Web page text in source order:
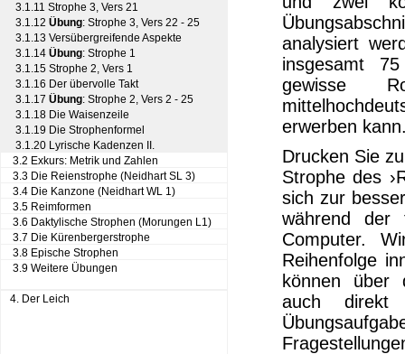
3.1.11 Strophe 3, Vers 21
3.1.12 Übung: Strophe 3, Vers 22 - 25
3.1.13 Versübergreifende Aspekte
3.1.14 Übung: Strophe 1
3.1.15 Strophe 2, Vers 1
3.1.16 Der übervolle Takt
3.1.17 Übung: Strophe 2, Vers 2 - 25
3.1.18 Die Waisenzeile
3.1.19 Die Strophenformel
3.1.20 Lyrische Kadenzen II.
3.2 Exkurs: Metrik und Zahlen
3.3 Die Reienstrophe (Neidhart SL 3)
3.4 Die Kanzone (Neidhart WL 1)
3.5 Reimformen
3.6 Daktylische Strophen (Morungen L1)
3.7 Die Kürenbergerstrophe
3.8 Epische Strophen
3.9 Weitere Übungen
4. Der Leich
analysiert
insgesamt
gewisse
erwerben
Drucken Sie
Strophe des
sich zur
während der
Computer.
Reihenfolge
können über
auch direkt